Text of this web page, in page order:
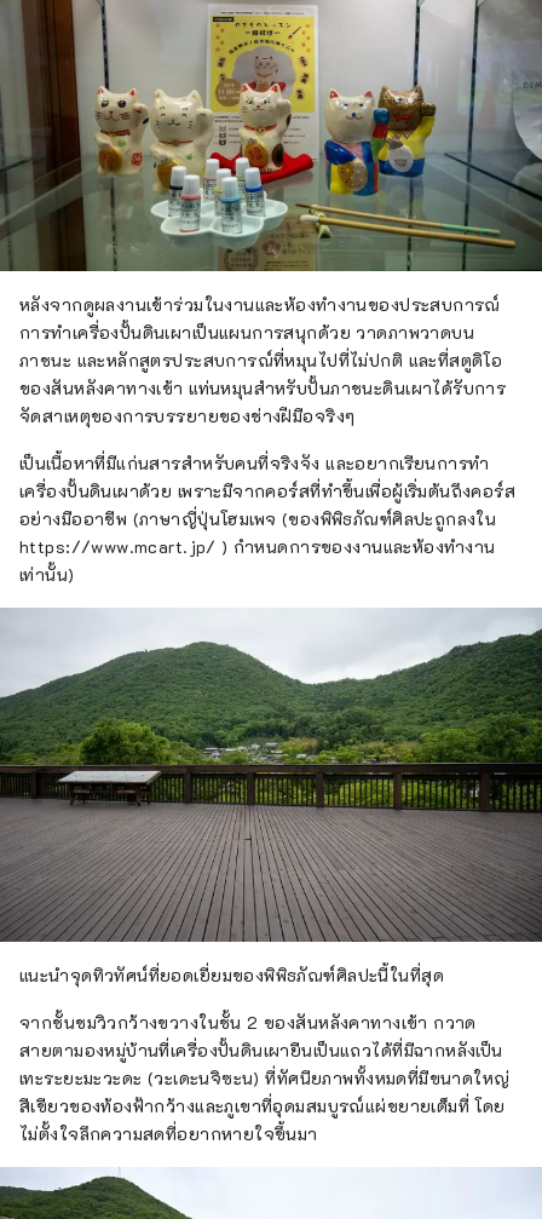
หลังจากดูผลงานเข้าร่วมในงานและห้องทำงานของประสบการณ์
การทำเครื่องปั้นดินเผาเป็นแผนการสนุกด้วย วาดภาพวาดบน
ภาชนะ และหลักสูตรประสบการณ์ที่หมุนไปที่ไม่ปกติ และที่สตูดิโอ
ของสันหลังคาทางเข้า แท่นหมุนสำหรับปั้นภาชนะดินเผาได้รับการ
จัดสาเหตุของการบรรยายของช่างฝีมือจริงๆ
เป็นเนื้อหาที่มีแก่นสารสำหรับคนที่จริงจัง และอยากเรียนการทำ
เครื่องปั้นดินเผาด้วย เพราะมีจากคอร์สที่ทำขึ้นเพื่อผู้เริ่มต้นถึงคอร์ส
อย่างมืออาชีพ (ภาษาญี่ปุ่นโฮมเพจ (ของพิพิธภัณฑ์ศิลปะถูกลงใน
https://www.mcart.jp/ ) กำหนดการของงานและห้องทำงาน
เท่านั้น)
แนะนำจุดทิวทัศน์ที่ยอดเยี่ยมของพิพิธภัณฑ์ศิลปะนี้ในที่สุด
จากชั้นชมวิวกว้างขวางในชั้น 2 ของสันหลังคาทางเข้า กวาด
สายตามองหมู่บ้านที่เครื่องปั้นดินเผายืนเป็นแถวได้ที่มีฉากหลังเป็น
เทะระยะมะวะดะ (วะเดะนจิซะน) ที่ทัศนียภาพทั้งหมดที่มีขนาดใหญ่
สีเขียวของท้องฟ้ากว้างและภูเขาที่อุดมสมบูรณ์แผ่ขยายเต็มที่ โดย
ไม่ตั้งใจลึกความสดที่อยากหายใจขึ้นมา